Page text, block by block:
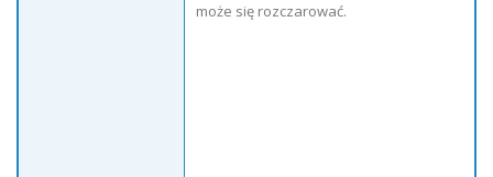
może się rozczarować.